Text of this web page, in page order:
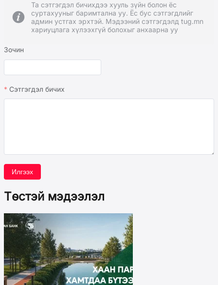
Та сэтгэгдэл бичихдээ хууль зүйн болон ёс
суртахууныг баримтална уу. Ёс бус сэтгэгдлийг
админ устгах эрхтэй. Мэдээний сэтгэгдэлд tug.mn
хариуцлага хүлээхгүй болохыг анхаарна уу
Зочин
Сэтгэгдэл бичих
Илгээх
Төстэй мэдээлэл